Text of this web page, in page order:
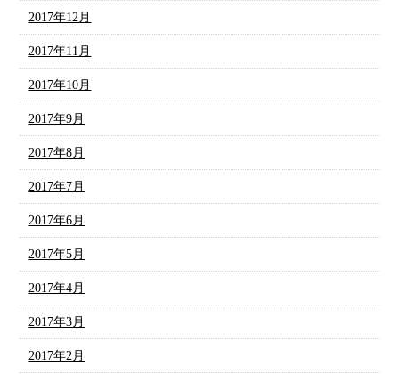
2017年12月
2017年11月
2017年10月
2017年9月
2017年8月
2017年7月
2017年6月
2017年5月
2017年4月
2017年3月
2017年2月